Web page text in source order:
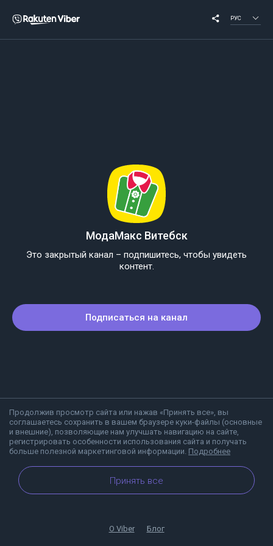
РУС
Продолжив просмотр сайта или нажав «Принять все», вы
соглашаетесь сохранить в вашем браузере куки-файлы (основные
и внешние), позволяющие нам улучшать навигацию на сайте,
регистрировать особенности использования сайта и получать
больше полезной маркетинговой информации. Подробнее
Принять все
МодаМакс Витебск
Это закрытый канал – подпишитесь, чтобы увидеть
контент.
Подписаться на канал
О Viber Блог